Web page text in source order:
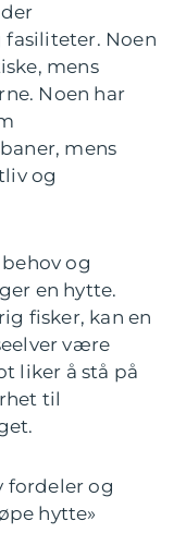
fasiliteter. Noen
mens
Noen har
mens
og
og
en hytte.
fisker, kan en
være
liker å stå på
til
fordeler og
hytte»